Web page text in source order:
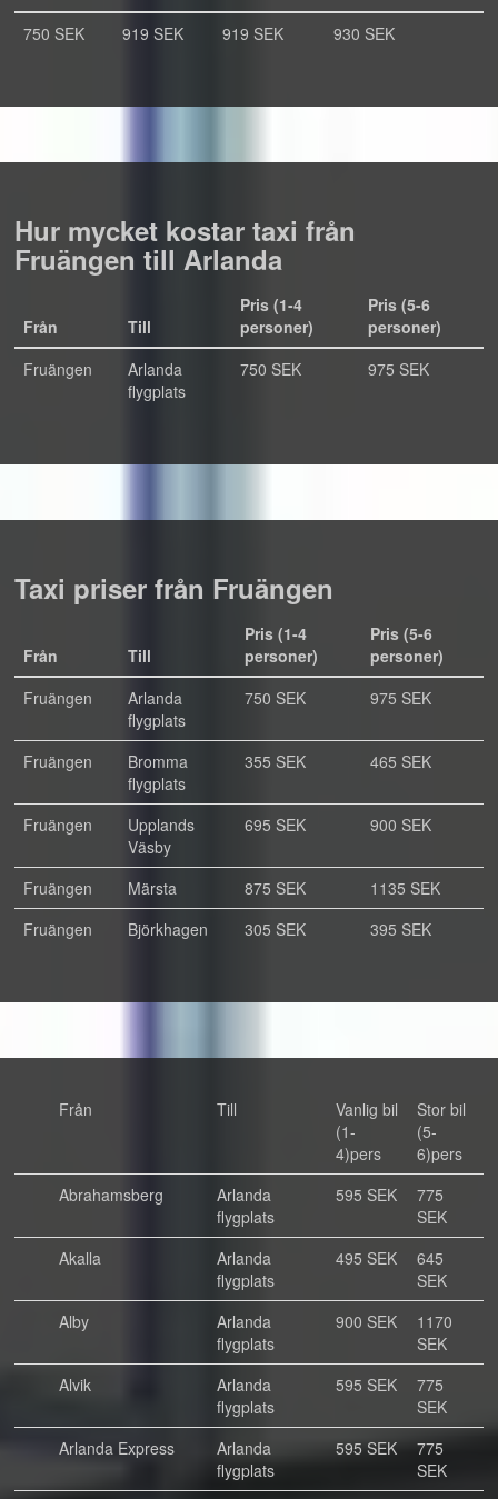
750 SEK
919 SEK 919 SEK 930 SEK
Hur mycket kostar taxi från
Fruängen till Arlanda
Från Till
Pris (1-4
personer)
Pris (5-6
personer)
Fruängen
Arlanda
flygplats
750 SEK 975 SEK
Taxi priser från Fruängen
Från Till
Pris (1-4
personer)
Pris (5-6
personer)
Fruängen
Arlanda
flygplats
750 SEK 975 SEK
Fruängen
Bromma
flygplats
355 SEK 465 SEK
Fruängen
Upplands
Väsby
695 SEK 900 SEK
Fruängen Märsta 875 SEK
1135 SEK
Fruängen
Björkhagen 305 SEK 395 SEK
Från Till
Vanlig bil
(1-
4)pers
Stor bil
(5-
6)pers
Abrahamsberg
Arlanda
flygplats
595 SEK
775
SEK
Akalla
Arlanda
flygplats
495 SEK
645
SEK
Alby
Arlanda
flygplats
900 SEK
1170
SEK
Alvik
Arlanda
flygplats
595 SEK
775
SEK
Arlanda Express
Arlanda
flygplats
595 SEK
775
SEK